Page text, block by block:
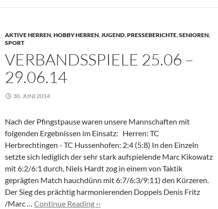
AKTIVE HERREN,HOBBY HERREN,JUGEND,PRESSEBERICHTE,SENIOREN,
SPORT
VERBANDSSPIELE 25.06 –
29.06.14
30. JUNI 2014
Nach der Pfingstpause waren unsere Mannschaften mit
folgenden Ergebnissen im Einsatz: Herren: TC
Herbrechtingen - TC Hussenhofen: 2:4 (5:8) In den Einzeln
setzte sich lediglich der sehr stark aufspielende Marc Kikowatz
mit 6:2/6:1 durch, Niels Hardt zog in einem von Taktik
geprägten Match hauchdünn mit 6:7/6:3/9:11) den Kürzeren.
Der Sieg des prächtig harmonierenden Doppels Denis Fritz
/Marc … Continue Reading ››